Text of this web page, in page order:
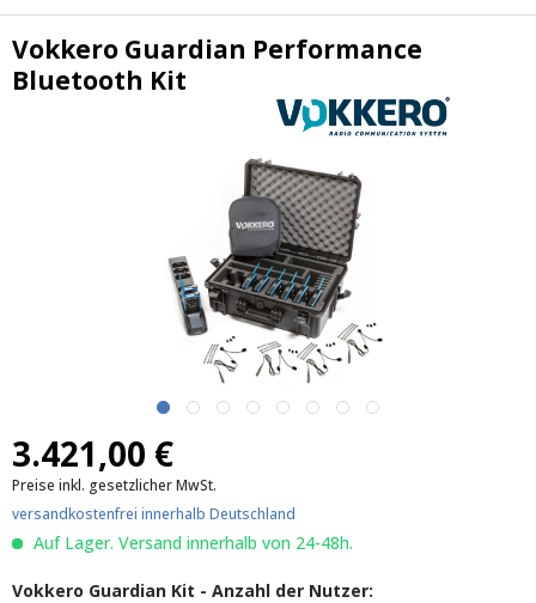
Vokkero Guardian Performance
Bluetooth Kit
3.421,00 €
Preise inkl. gesetzlicher MwSt.
versandkostenfrei innerhalb Deutschland
Auf Lager. Versand innerhalb von 24-48h.
Vokkero Guardian Kit - Anzahl der Nutzer: